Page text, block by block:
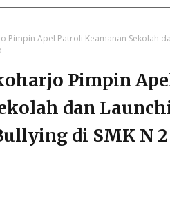
Pimpin Apel Patroli Keamanan Sekolah
Pimpin
dan
di SMK N